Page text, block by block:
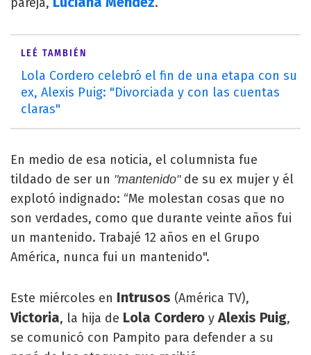
LEÉ TAMBIÉN
Lola Cordero celebró el fin de una etapa con su
ex, Alexis Puig: "Divorciada y con las cuentas
claras"
En medio de esa noticia, el columnista fue
tildado de ser un "mantenido" de su ex mujer y él
explotó indignado: “Me molestan cosas que no
son verdades, como que durante veinte años fui
un mantenido. Trabajé 12 años en el Grupo
América, nunca fui un mantenido".
Este miércoles en Intrusos (América TV),
Victoria, la hija de Lola Cordero y Alexis Puig,
se comunicó con Pampito para defender a su